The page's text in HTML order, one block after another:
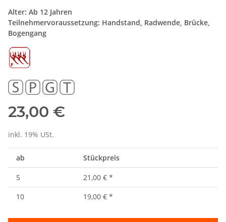
Alter: Ab 12 Jahren
Teilnehmervoraussetzung: Handstand, Radwende, Brücke,
Bogengang
23,00 €
inkl. 19% USt.
ab Stückpreis
5 21,00 € *
10
19,00 € *